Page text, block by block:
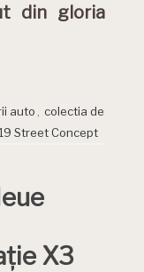
din gloria
auto
colectia de
Street Concept
X3